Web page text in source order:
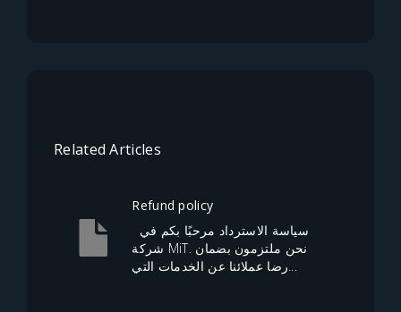
Related Articles
Refund policy
شركة MiT. نحن ملتزمون بضمان
رضا عملائنا عن الخدمات التي...